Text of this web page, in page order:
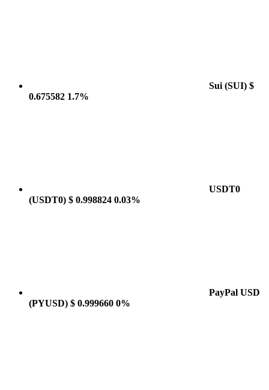
Sui (SUI) $
0.675582 1.7%
USDT0
(USDT0) $ 0.998824 0.03%
PayPal USD
(PYUSD) $ 0.999660 0%